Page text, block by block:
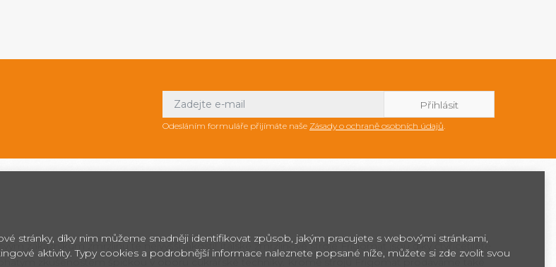
Odesláním formuláře přijímáte naše Zásady o ochraně osobních údajů
zákazníkům zmrzlinu té nejvyšší jakosti! Italské zmrzlinové stroje Frigomat jsou díky čtyřicetileté
zkušenostem špičkou v oboru cukrářské techniky. Kromě strojů Frigomat prodáváme také
stránky, díky nim můžeme snadněji identifikovat způsob, jakým pracujete s webovými stránkami,
aktivity. Typy cookies a podrobnější informace naleznete popsané níže, můžete si zde zvolit svou